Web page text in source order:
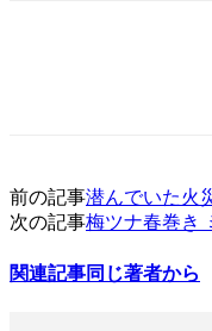
前の記事潜んでいた火
次の記事梅ツナ春巻き
関連記事同じ著者から